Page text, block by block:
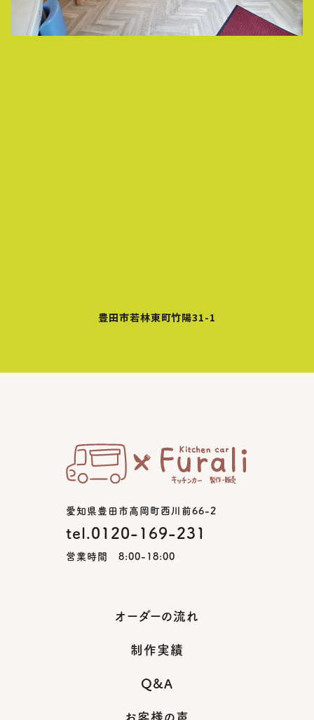
豊田市若林東町竹陽31-1
愛知県豊田市高岡町西川前66-2
tel.0120-169-231
営業時間 8:00-18:00
オーダーの流れ
制作実績
Q&A
お客様の声